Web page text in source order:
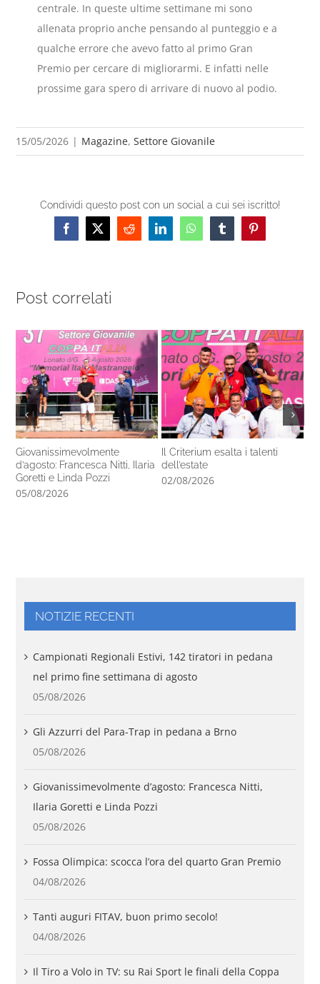
centrale. In queste ultime settimane mi sono
allenata proprio anche pensando al punteggio e a
qualche errore che avevo fatto al primo Gran
Premio per cercare di migliorarmi. E infatti nelle
prossime gara spero di arrivare di nuovo al podio.
15/05/2026 | Magazine,Settore Giovanile
Condividi questo post con un social a cui sei iscritto!
Facebook
X RedditLinkedInWhatsAppTumblrPinterest
Post correlati
Giovanissimevolmente
d’agosto: Francesca Nitti, Ilaria
Goretti e Linda Pozzi
05/08/2026
Il Criterium esalta i talenti
dell’estate
02/08/2026
NOTIZIE RECENTI
Campionati Regionali Estivi, 142 tiratori in pedana
nel primo fine settimana di agosto
05/08/2026
Gli Azzurri del Para-Trap in pedana a Brno
05/08/2026
Giovanissimevolmente d’agosto: Francesca Nitti,
Ilaria Goretti e Linda Pozzi
05/08/2026
Fossa Olimpica: scocca l’ora del quarto Gran Premio
04/08/2026
Tanti auguri FITAV, buon primo secolo!
04/08/2026
Il Tiro a Volo in TV: su Rai Sport le finali della Coppa